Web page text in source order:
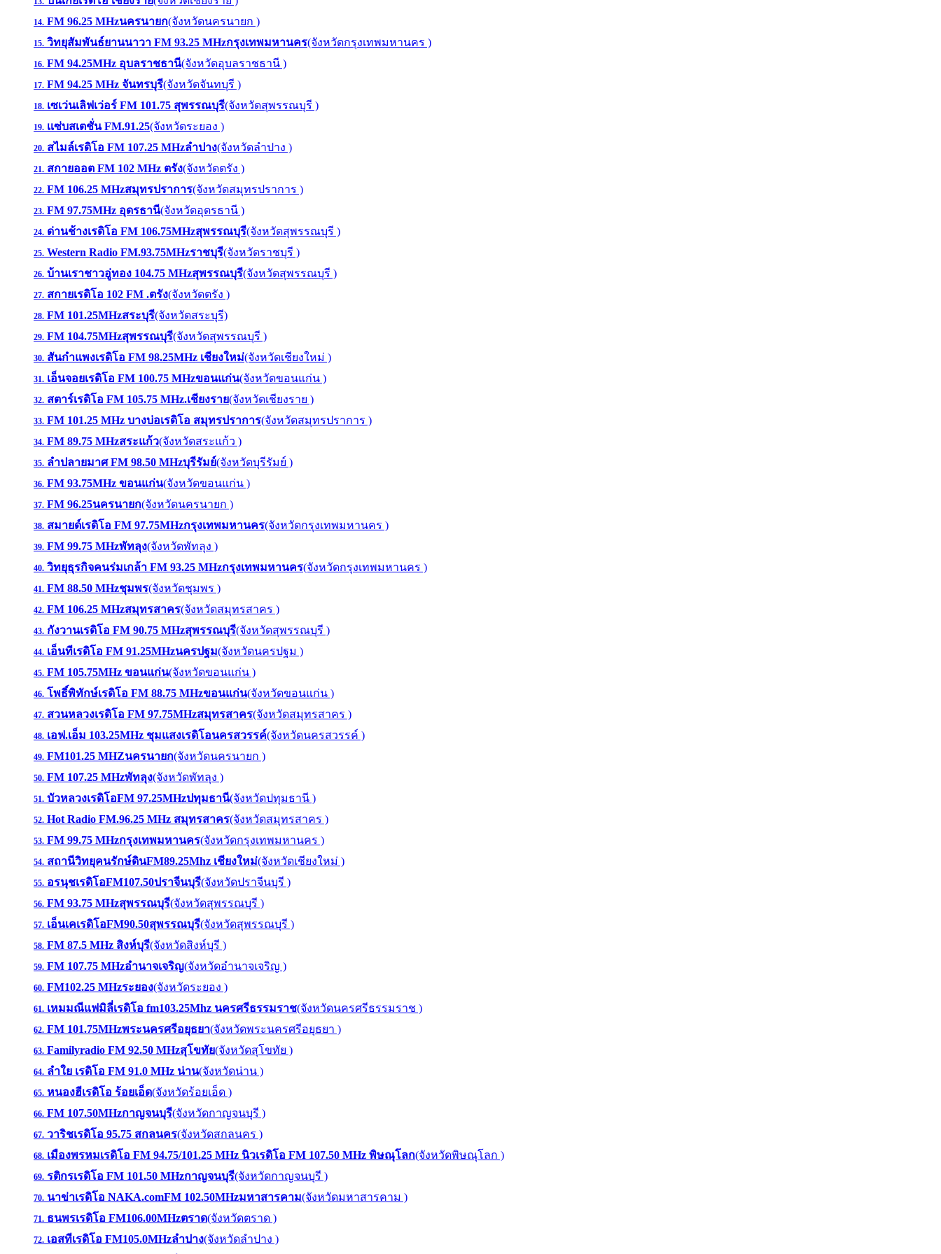
14. FM 96.25 MHzนครนายก(จังหวัดนครนายก )
15. วิทยุสัมพันธ์ยานนาวา FM 93.25 MHzกรุงเทพมหานคร(จังหวัดกรุงเทพมหานคร )
16. FM 94.25MHz อุบลราชธานี(จังหวัดอุบลราชธานี )
17. FM 94.25 MHz จันทรบุรี(จังหวัดจันทบุรี )
18. เซเว่นเลิฟเว่อร์ FM 101.75 สุพรรณบุรี(จังหวัดสุพรรณบุรี )
19. เเซ่บสเตชั่น FM.91.25(จังหวัดระยอง )
20. สไมล์เรดิโอ FM 107.25 MHzลำปาง(จังหวัดลำปาง )
21. สกายออต FM 102 MHz ตรัง(จังหวัดตรัง )
22. FM 106.25 MHzสมุทรปราการ(จังหวัดสมุทรปราการ )
23. FM 97.75MHz อุดรธานี(จังหวัดอุดรธานี )
24. ด่านช้างเรดิโอ FM 106.75MHzสุพรรณบุรี(จังหวัดสุพรรณบุรี )
25. Western Radio FM.93.75MHzราชบุรี(จังหวัดราชบุรี )
26. บ้านเราชาวอู่ทอง 104.75 MHzสุพรรณบุรี(จังหวัดสุพรรณบุรี )
27. สกายเรดิโอ 102 FM .ตรัง(จังหวัดตรัง )
28. FM 101.25MHzสระบุรี(จังหวัดสระบุรี)
29. FM 104.75MHzสุพรรณบุรี(จังหวัดสุพรรณบุรี )
30. สันกำแพงเรดิโอ FM 98.25MHz เชียงใหม่(จังหวัดเชียงใหม่ )
31. เอ็นจอยเรดิโอ FM 100.75 MHzขอนแก่น(จังหวัดขอนแก่น )
32. สตาร์เรดิโอ FM 105.75 MHz.เชียงราย(จังหวัดเชียงราย )
33. FM 101.25 MHz บางบ่อเรดิโอ สมุทรปราการ(จังหวัดสมุทรปราการ )
34. FM 89.75 MHzสระแก้ว(จังหวัดสระแก้ว )
35. ลำปลายมาศ FM 98.50 MHzบุรีรัมย์(จังหวัดบุรีรัมย์ )
36. FM 93.75MHz ขอนแก่น(จังหวัดขอนแก่น )
37. FM 96.25นครนายก(จังหวัดนครนายก )
38. สมายด์เรดิโอ FM 97.75MHzกรุงเทพมหานคร(จังหวัดกรุงเทพมหานคร )
39. FM 99.75 MHzพัทลุง(จังหวัดพัทลุง )
40. วิทยุธุรกิจคนร่มเกล้า FM 93.25 MHzกรุงเทพมหานคร(จังหวัดกรุงเทพมหานคร )
41. FM 88.50 MHzชุมพร(จังหวัดชุมพร )
42. FM 106.25 MHzสมุทรสาคร(จังหวัดสมุทรสาคร )
43. กังวานเรดิโอ FM 90.75 MHzสุพรรณบุรี(จังหวัดสุพรรณบุรี )
44. เอ็นทีเรดิโอ FM 91.25MHzนครปฐม(จังหวัดนครปฐม )
45. FM 105.75MHz ขอนแก่น(จังหวัดขอนแก่น )
46. โพธิ์พิทักษ์เรดิโอ FM 88.75 MHzขอนแก่น(จังหวัดขอนแก่น )
47. สวนหลวงเรดิโอ FM 97.75MHzสมุทรสาคร(จังหวัดสมุทรสาคร )
48. เอฟ.เอ็ม 103.25MHz ชุมแสงเรดิโอนครสวรรค์(จังหวัดนครสวรรค์ )
49. FM101.25 MHZนครนายก(จังหวัดนครนายก )
50. FM 107.25 MHzพัทลุง(จังหวัดพัทลุง )
51. บัวหลวงเรดิโอFM 97.25MHzปทุมธานี(จังหวัดปทุมธานี )
52. Hot Radio FM.96.25 MHz สมุทรสาคร(จังหวัดสมุทรสาคร )
53. FM 99.75 MHzกรุงเทพมหานคร(จังหวัดกรุงเทพมหานคร )
54. สถานีวิทยุคนรักษ์ดินFM89.25Mhz เชียงใหม่(จังหวัดเชียงใหม่ )
55. อรนุชเรดิโอFM107.50ปราจีนบุรี(จังหวัดปราจีนบุรี )
56. FM 93.75 MHzสุพรรณบุรี(จังหวัดสุพรรณบุรี )
57. เอ็นเคเรดิโอFM90.50สุพรรณบุรี(จังหวัดสุพรรณบุรี )
58. FM 87.5 MHz สิงห์บุรี(จังหวัดสิงห์บุรี )
59. FM 107.75 MHzอำนาจเจริญ(จังหวัดอำนาจเจริญ )
60. FM102.25 MHzระยอง(จังหวัดระยอง )
61. เหมมณีแฟมิลี่เรดิโอ fm103.25Mhz นครศรีธรรมราช(จังหวัดนครศรีธรรมราช )
62. FM 101.75MHzพระนครศรีอยุธยา(จังหวัดพระนครศรีอยุธยา )
63. Familyradio FM 92.50 MHzสุโขทัย(จังหวัดสุโขทัย )
64. ลำใย เรดิโอ FM 91.0 MHz น่าน(จังหวัดน่าน )
65. หนองฮีเรดิโอ ร้อยเอ็ด(จังหวัดร้อยเอ็ด )
66. FM 107.50MHzกาญจนบุรี(จังหวัดกาญจนบุรี )
67. วาริชเรดิโอ 95.75 สกลนคร(จังหวัดสกลนคร )
68. เมืองพรหมเรดิโอ FM 94.75/101.25 MHz นิวเรดิโอ FM 107.50 MHz พิษณุโลก(จังหวัดพิษณุโลก )
69. รติกรเรดิโอ FM 101.50 MHzกาญจนบุรี(จังหวัดกาญจนบุรี )
70. นาข่าเรดิโอ NAKA.comFM 102.50MHzมหาสารคาม(จังหวัดมหาสารคาม )
71. ธนพรเรดิโอ FM106.00MHzตราด(จังหวัดตราด )
72. เอสทีเรดิโอ FM105.0MHzลำปาง(จังหวัดลำปาง )